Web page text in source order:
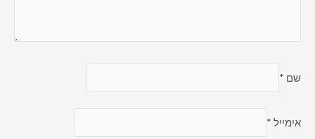
שם *
אימייל *